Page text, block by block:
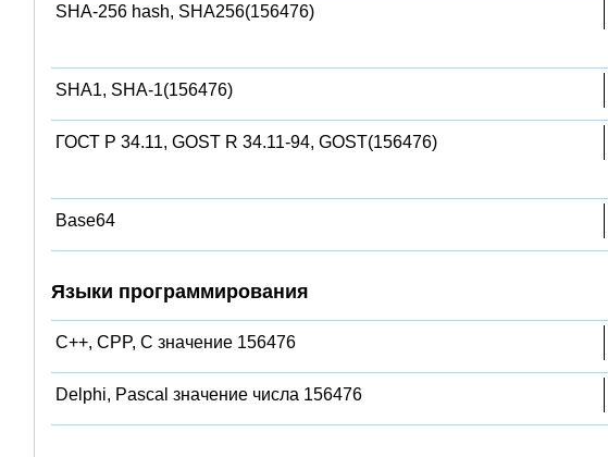
SHA-256 hash, SHA256(156476)
SHA1, SHA-1(156476)
ГОСТ Р 34.11, GOST R 34.11-94, GOST(156476)
Base64
Языки программирования
C++, CPP, C значение 156476
Delphi, Pascal значение числа 156476